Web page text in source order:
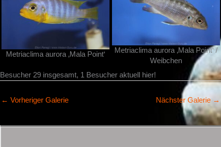
Metriaclima aurora ‚Mala Point‘
Metriaclima aurora ‚Mala Point‘ /
Weibchen
Besucher 29 insgesamt, 1 Besucher aktuell hier!
← Vorheriger Galerie Nächster Galerie →